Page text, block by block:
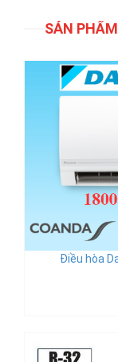
SẢN
Điều hòa